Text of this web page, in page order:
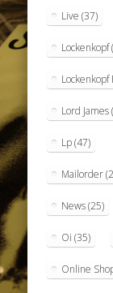
Live (37)
Lockenkopf
Lockenkopf
Lord James
Lp(47)
Mailorder
News(25)
Oi (35)
Online